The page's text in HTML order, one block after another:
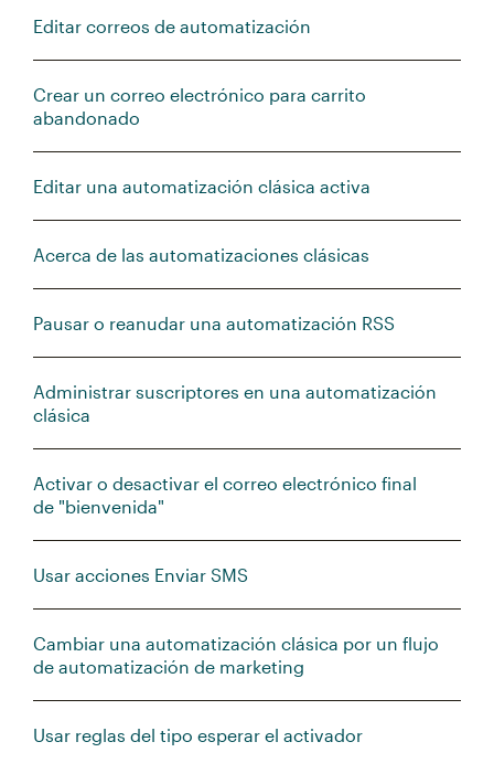
Editar correos de automatización
Crear un correo electrónico para carrito
abandonado
Editar una automatización clásica activa
Acerca de las automatizaciones clásicas
Pausar o reanudar una automatización RSS
Administrar suscriptores en una automatización
clásica
Activar o desactivar el correo electrónico final
de "bienvenida"
Usar acciones Enviar SMS
Cambiar una automatización clásica por un flujo
de automatización de marketing
Usar reglas del tipo esperar el activador